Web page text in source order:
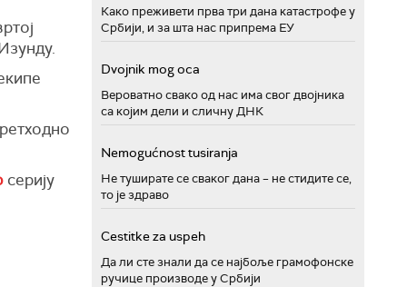
серију
Како преживети прва три дана катастрофе у
Србији, и за шта нас припрема ЕУ
Dvojnik mog oca
Вероватно свако од нас има свог двојника
са којим дели и сличну ДНК
Nemogućnost tusiranja
Не туширате се сваког дана – не стидите се,
то је здраво
Cestitke za uspeh
Да ли сте знали да се најбоље грамофонске
ручице производе у Србији